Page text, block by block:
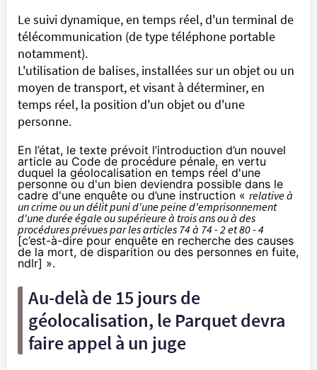
Le suivi dynamique, en temps réel, d'un terminal de
télécommunication (de type téléphone portable
notamment).
L'utilisation de balises, installées sur un objet ou un
moyen de transport, et visant à déterminer, en
temps réel, la position d'un objet ou d'une
personne.
En l’état, le texte prévoit l’introduction d’un nouvel
article au Code de procédure pénale, en vertu
duquel la géolocalisation en temps réel d'une
personne ou d'un bien deviendra possible dans le
cadre d'une enquête ou d’une instruction « relative à
un crime ou un délit puni d'une peine d'emprisonnement
d'une durée égale ou supérieure à trois ans ou à des
procédures prévues par les articles 74 à 74 - 2 et 80 - 4
[c’est-à-dire pour enquête en recherche des causes
de la mort, de disparition ou des personnes en fuite,
ndlr] ».
Au-delà de 15 jours de
géolocalisation, le Parquet devra
faire appel à un juge